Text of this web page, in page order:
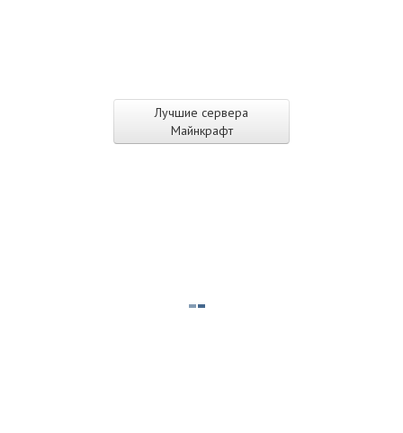
Лучшие сервера
Майнкрафт